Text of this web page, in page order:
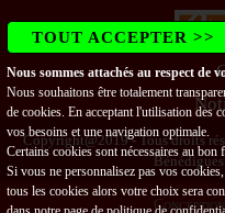
Copyright@2019 - Tous droits
TOUT ACCEPTER >>
Nous sommes attachés au respect de
Nous souhaitons être totalement
de cookies. En acceptant l'utilisation des
vos besoins et une navigation optimale.
Certains cookies sont nécessaires au
Si vous ne personnalisez pas vos
tous les cookies alors votre choix sera